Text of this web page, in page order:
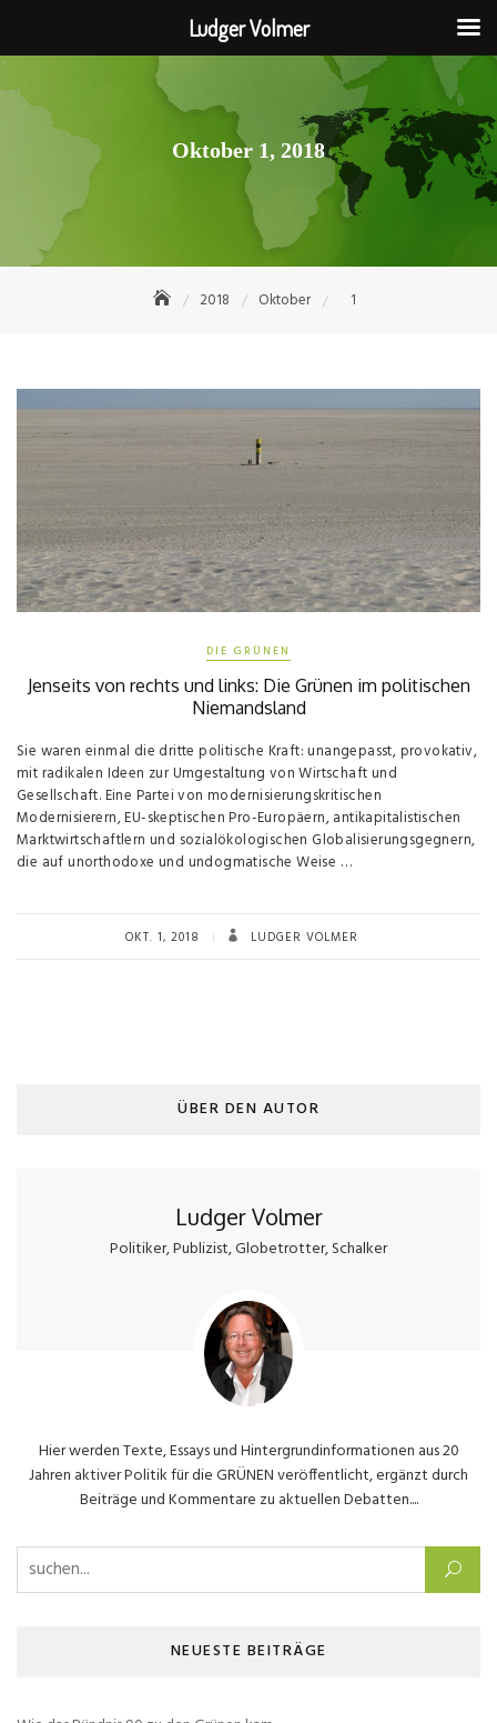
Skip
to
content
Oktober 1, 2018
2018 Oktober 1
DIE GRÜNEN
Jenseits von rechts und links: Die Grünen im politischen
Niemandsland
Sie waren einmal die dritte politische Kraft: unangepasst, provokativ,
mit radikalen Ideen zur Umgestaltung von Wirtschaft und
Gesellschaft. Eine Partei von modernisierungskritischen
Modernisierern, EU-skeptischen Pro-Europäern, antikapitalistischen
Marktwirtschaftlern und sozialökologischen Globalisierungsgegnern,
die auf unorthodoxe und undogmatische Weise …
OKT. 1, 2018 LUDGER VOLMER
ÜBER DEN AUTOR
Ludger Volmer
Politiker, Publizist, Globetrotter, Schalker
Hier werden Texte, Essays und Hintergrundinformationen aus 20
Jahren aktiver Politik für die GRÜNEN veröffentlicht, ergänzt durch
Beiträge und Kommentare zu aktuellen Debatten....
Suchen nach:
NEUESTE BEITRÄGE
Ludger Volmer